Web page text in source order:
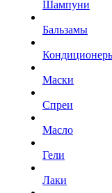
Шампуни
Бальзамы
Маски
Спреи
Масло
Гели
Лаки